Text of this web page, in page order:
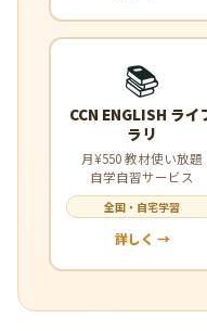
📚
CCN ENGLISH ライ
ラリ
月¥550 教材使い放題
自学自習サービス
全国・自宅学習
詳しく →